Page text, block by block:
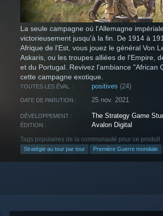
La seule campagne où l'Allemagne
victorieusement jusqu'à la fin. De 1914 à
Afrique de l'Est, vous jouez le général Von
Askaris, ou les troupes alliées de l'Empire,
et du Portugal. Revivez l'ambiance "African
cette campagne exotique.
TOUTES LES ÉVAL. : positives (24)
DATE DE PARUTION : 25 nov. 2021
DÉVELOPPEMENT : The Strategy Game
ÉDITION : Avalon Digital
Tags populaires de la communauté pour ce produit :
Stratégie au tour par tour Première Guerre mondiale